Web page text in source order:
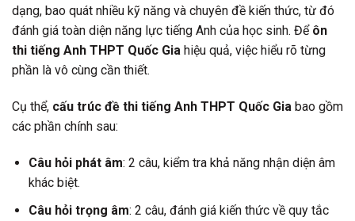
dạng, bao quát nhiều kỹ năng và chuyên đề kiến thức, từ đó
đánh giá toàn diện năng lực tiếng Anh của học sinh. Để ôn
thi tiếng Anh THPT Quốc Gia hiệu quả, việc hiểu rõ từng
phần là vô cùng cần thiết.
Cụ thể, cấu trúc đề thi tiếng Anh THPT Quốc Gia bao gồm
các phần chính sau:
Câu hỏi phát âm: 2 câu, kiểm tra khả năng nhận diện âm
khác biệt.
Câu hỏi trọng âm: 2 câu, đánh giá kiến thức về quy tắc